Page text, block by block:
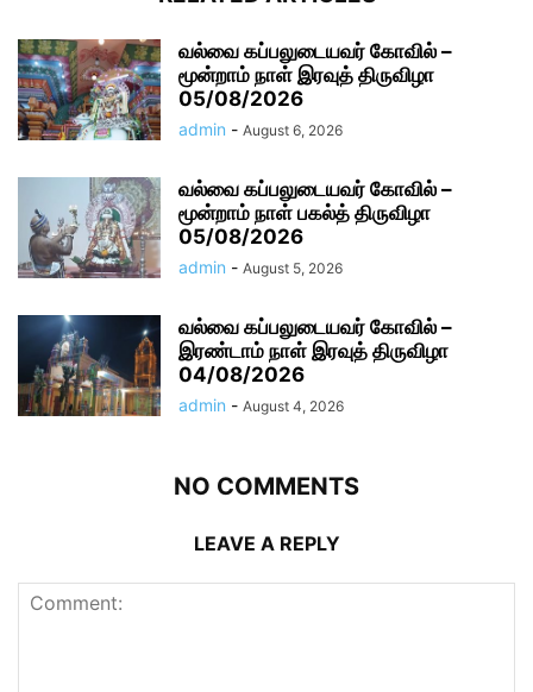
வல்வை கப்பலுடையவர் கோவில் –
மூன்றாம் நாள் இரவுத் திருவிழா
05/08/2026
admin - August 6, 2026
வல்வை கப்பலுடையவர் கோவில் –
மூன்றாம் நாள் பகல்த் திருவிழா
05/08/2026
admin - August 5, 2026
வல்வை கப்பலுடையவர் கோவில் –
இரண்டாம் நாள் இரவுத் திருவிழா
04/08/2026
admin - August 4, 2026
NO COMMENTS
LEAVE A REPLY